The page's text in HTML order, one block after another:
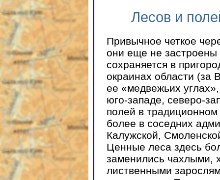
Лесов и
Привычное четкое
они еще не
сохраняется в
окраинах области (за
ее «медвежьих
юго-западе, северо-
полей в
более в соседних
Калужской,
Ценные леса здесь
заменились чахлыми,
лиственными